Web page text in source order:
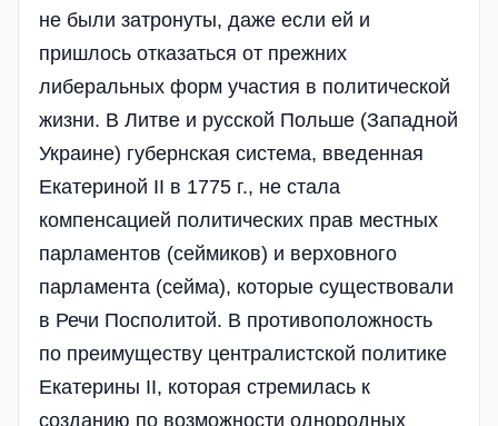
не были затронуты, даже если ей и
пришлось отказаться от прежних
либеральных форм участия в политической
жизни. В Литве и русской Польше (Западной
Украине) губернская система, введенная
Екатериной II в 1775 г., не стала
компенсацией политических прав местных
парламентов (сеймиков) и верховного
парламента (сейма), которые существовали
в Речи Посполитой. В противоположность
по преимуществу централистской политике
Екатерины II, которая стремилась к
созданию по возможности однородных